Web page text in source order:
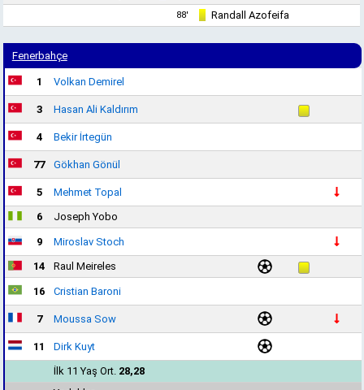
88' Randall Azofeifa
Fenerbahçe
1 Volkan Demirel
3 Hasan Ali Kaldırım
4 Bekir İrtegün
77 Gökhan Gönül
5
Mehmet Topal
6
Joseph Yobo
9
Miroslav Stoch
14
Raul Meireles
16 Cristian Baroni
7 Moussa Sow
11
Dirk Kuyt
İlk 11 Yaş Ort. 28,28